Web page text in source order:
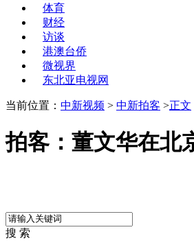
体育
财经
访谈
港澳台侨
微视界
东北亚电视网
当前位置： 中新视频 > 中新拍客 >正文
拍客：董文华在北
搜 索